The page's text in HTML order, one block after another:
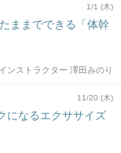
1/1 (木)
ままでできる「体幹
ンストラクター 澤田みのり
11/20 (木)
になるエクササイズ